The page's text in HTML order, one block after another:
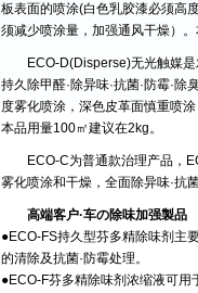
板表面的喷涂(白色乳胶漆必须高
须减少喷涂量，加强通风干燥）
ECO-D(Disperse)无光触媒
持久除甲醛·除异味·抗菌·防霉·
度雾化喷涂，深色皮革面慎重喷
本品用量100㎡建议在2kg。
ECO-C为普通款治理产品，
雾化喷涂和干燥，全面除异味·抗
高端客户·车の除味加强製品
●ECO-FS持久型芬多精除味剂主
的清除及抗菌·防霉处理。
●ECO-F芬多精除味剂浓缩液可